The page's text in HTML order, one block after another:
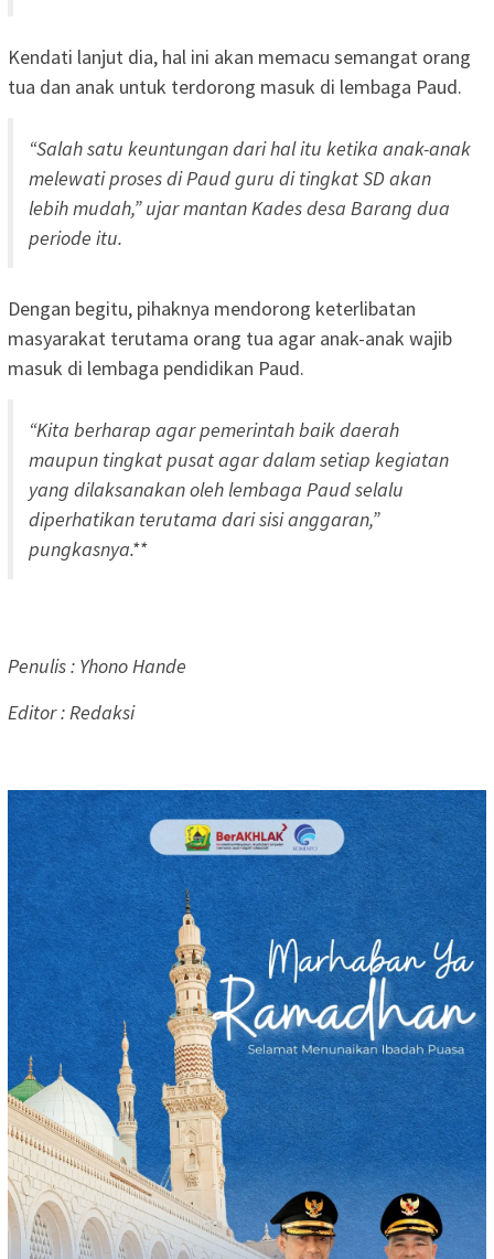
Kendati lanjut dia, hal ini akan memacu semangat orang
tua dan anak untuk terdorong masuk di lembaga Paud.
“Salah satu keuntungan dari hal itu ketika anak-anak
melewati proses di Paud guru di tingkat SD akan
lebih mudah,” ujar mantan Kades desa Barang dua
periode itu.
Dengan begitu, pihaknya mendorong keterlibatan
masyarakat terutama orang tua agar anak-anak wajib
masuk di lembaga pendidikan Paud.
“Kita berharap agar pemerintah baik daerah
maupun tingkat pusat agar dalam setiap kegiatan
yang dilaksanakan oleh lembaga Paud selalu
diperhatikan terutama dari sisi anggaran,”
pungkasnya.**
Penulis : Yhono Hande
Editor : Redaksi